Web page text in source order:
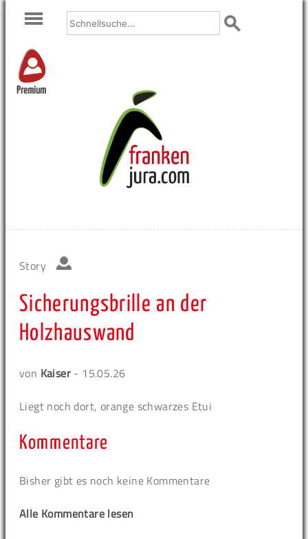
Premium
Story
Sicherungsbrille an der
Holzhauswand
von Kaiser - 15.05.26
Liegt noch dort, orange schwarzes Etui
Kommentare
Bisher gibt es noch keine Kommentare
Alle Kommentare lesen